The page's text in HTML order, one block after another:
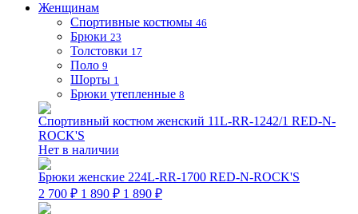
Женщинам
Спортивные костюмы 46
Брюки 23
Толстовки 17
Поло 9
Шорты 1
Брюки утепленные 8
Спортивный костюм женский 11L-RR-1242/1 RED-N-
ROCK'S
Нет в наличии
Брюки женские 224L-RR-1700 RED-N-ROCK'S
2 700 ₽ 1 890 ₽ 1 890 ₽